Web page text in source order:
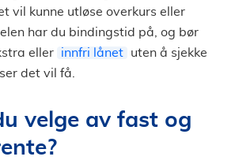
vil kunne utløse overkurs eller
har du bindingstid på, og bør
eller
innfri lånet
uten å sjekke
det vil få.
velge av fast og